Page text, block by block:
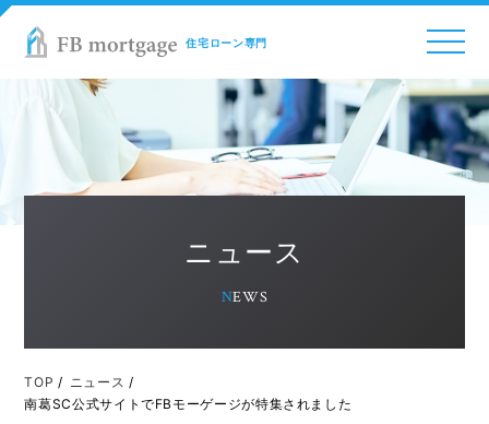
住宅ローン専門
AGENTS
DOWNLOAD
NEWS
ニュース
NEWS
TOP / ニュース /
南葛SC公式サイトでFBモーゲージが特集されました